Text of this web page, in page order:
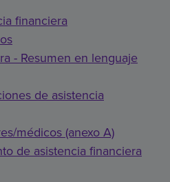
financiera
- Resumen en lenguaje
de asistencia
médicos (anexo A)
de asistencia financiera